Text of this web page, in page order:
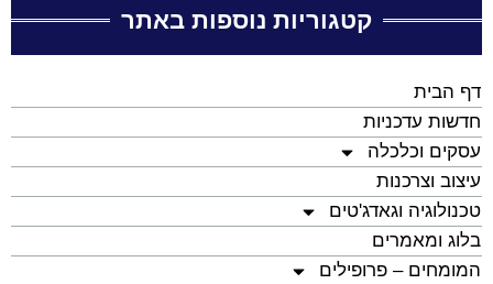
קטגוריות נוספות באתר
דף הבית
חדשות עדכניות
עסקים וכלכלה
עיצוב וצרכנות
טכנולוגיה וגאדג'טים
בלוג ומאמרים
המומחים – פרופילים